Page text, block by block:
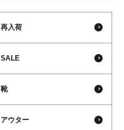
再入荷
SALE
靴
アウター